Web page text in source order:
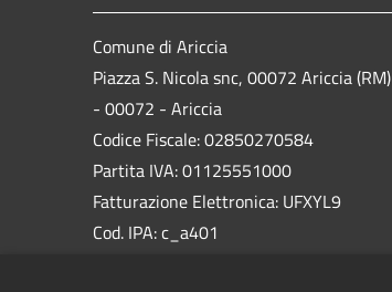
Comune di Ariccia
Piazza S. Nicola snc, 00072 Ariccia (RM)
- 00072 - Ariccia
Codice Fiscale: 02850270584
Partita IVA: 01125551000
Fatturazione Elettronica: UFXYL9
Cod. IPA: c_a401